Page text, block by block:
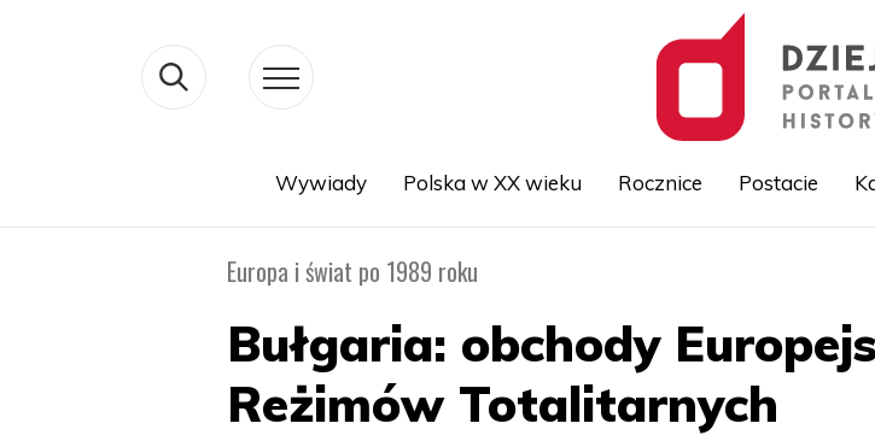
treści
Wywiady Polska w XX wieku Rocznice Postacie
Europa i świat po 1989 roku
Bułgaria: obchody
Reżimów Totalitarnych